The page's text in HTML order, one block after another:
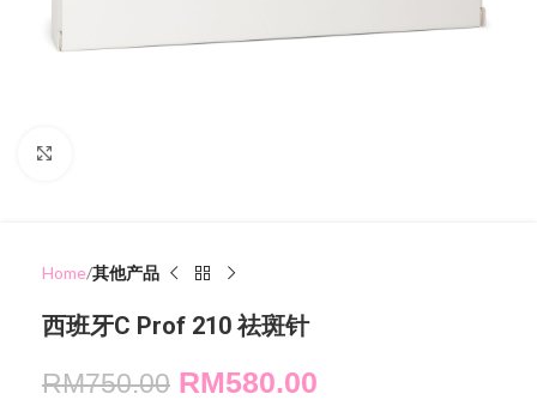
Home 其他产品
西班牙C Prof 210 祛斑针
RM750.00 RM580.00